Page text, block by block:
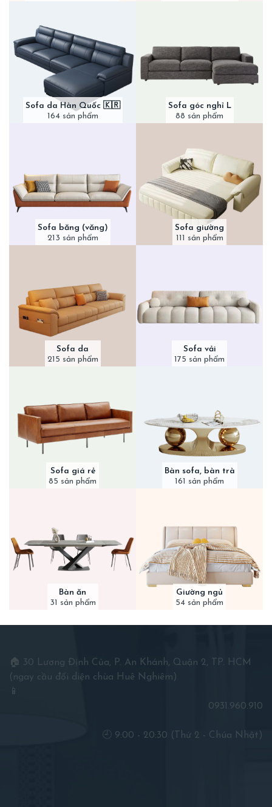
Sofa da Hàn Quốc 🇰🇷
164 sản phẩm
Sofa góc nghỉ L
88 sản phẩm
Sofa băng (văng)
213 sản phẩm
Sofa giường
111 sản phẩm
Sofa da
215 sản phẩm
Sofa vải
175 sản phẩm
Sofa giá rẻ
85 sản phẩm
Bàn sofa, bàn trà
161 sản phẩm
Bàn ăn
31 sản phẩm
Giường ngủ
54 sản phẩm
🏠 30 Lương Định Của, P. An Khánh, Quận 2, TP. HCM
(ngay cầu đối diện chùa Huê Nghiêm)
📱
0931.960.910
🕘 9:00 - 20:30 (Thứ 2 - Chúa Nhật)